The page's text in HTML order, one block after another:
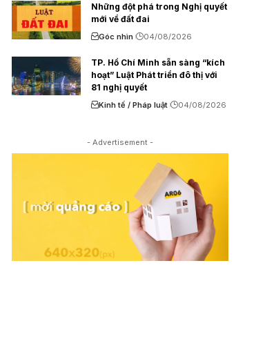
Những đột phá trong Nghị quyết
mới về đất đai
Góc nhìn 04/08/2026
TP. Hồ Chí Minh sẵn sàng “kích
hoạt” Luật Phát triển đô thị với
81 nghị quyết
Kinh tế / Pháp luật 04/08/2026
- Advertisement -